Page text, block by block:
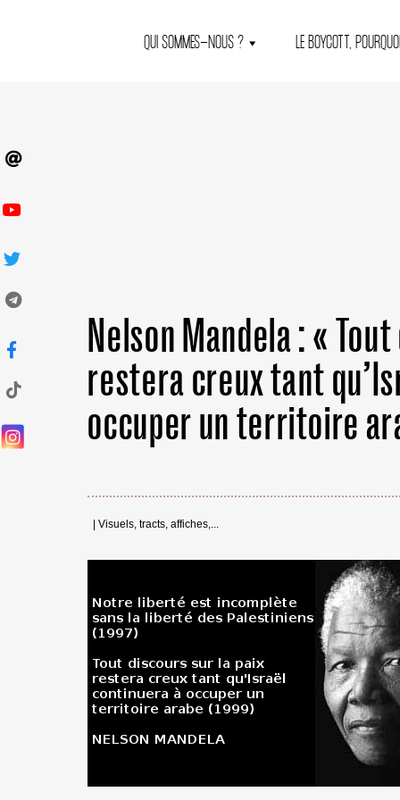
QUI SOMMES-NOUS ? LE BOYCOTT,
Nelson Mandela : «
restera creux tant
occuper un territoire
|Visuels, tracts, affiches,...